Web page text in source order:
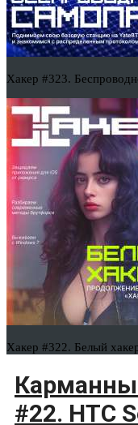
Хакер #323.
Хакер #322. Белый
#22. HTC